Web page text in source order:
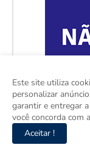
Este site utiliza
personalizar
garantir e entregar
você concorda com
Aceitar !